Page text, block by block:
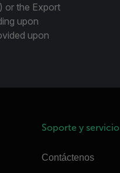
or the Export
upon
upon
Soporte y servicio
Contáctenos